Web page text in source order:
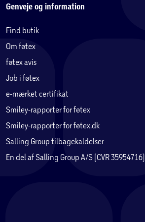
Genveje og information
Find butik
Om føtex
føtex avis
Job i føtex
e-mærket certifikat
Smiley-rapporter for føtex
Smiley-rapporter for føtex.dk
Salling Group tilbagekaldelser
En del af Salling Group A/S (CVR 35954716)